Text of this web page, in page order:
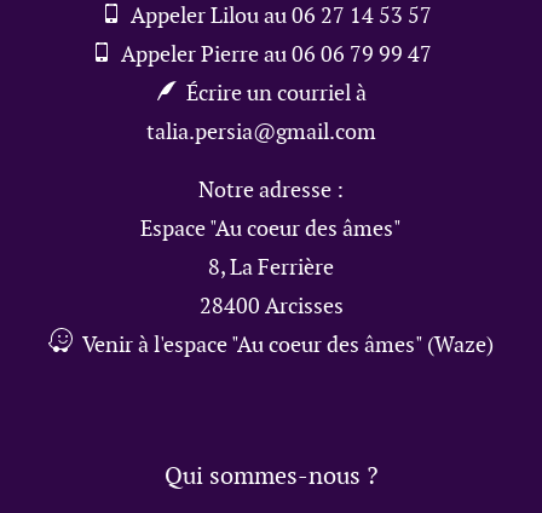
Appeler Lilou au 06 27 14 53 57
Appeler Pierre au 06 06 79 99 47
Écrire un courriel à
talia.persia@gmail.com
Notre adresse :
Espace "Au coeur des âmes"
8, La Ferrière
28400 Arcisses
Venir à l'espace "Au coeur des âmes" (Waze)
Qui sommes-nous ?